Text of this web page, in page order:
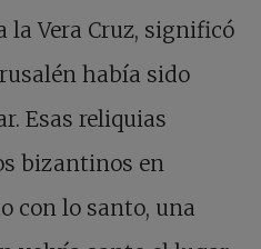
la Vera Cruz, significó
había sido
Esas reliquias
bizantinos en
con lo santo, una